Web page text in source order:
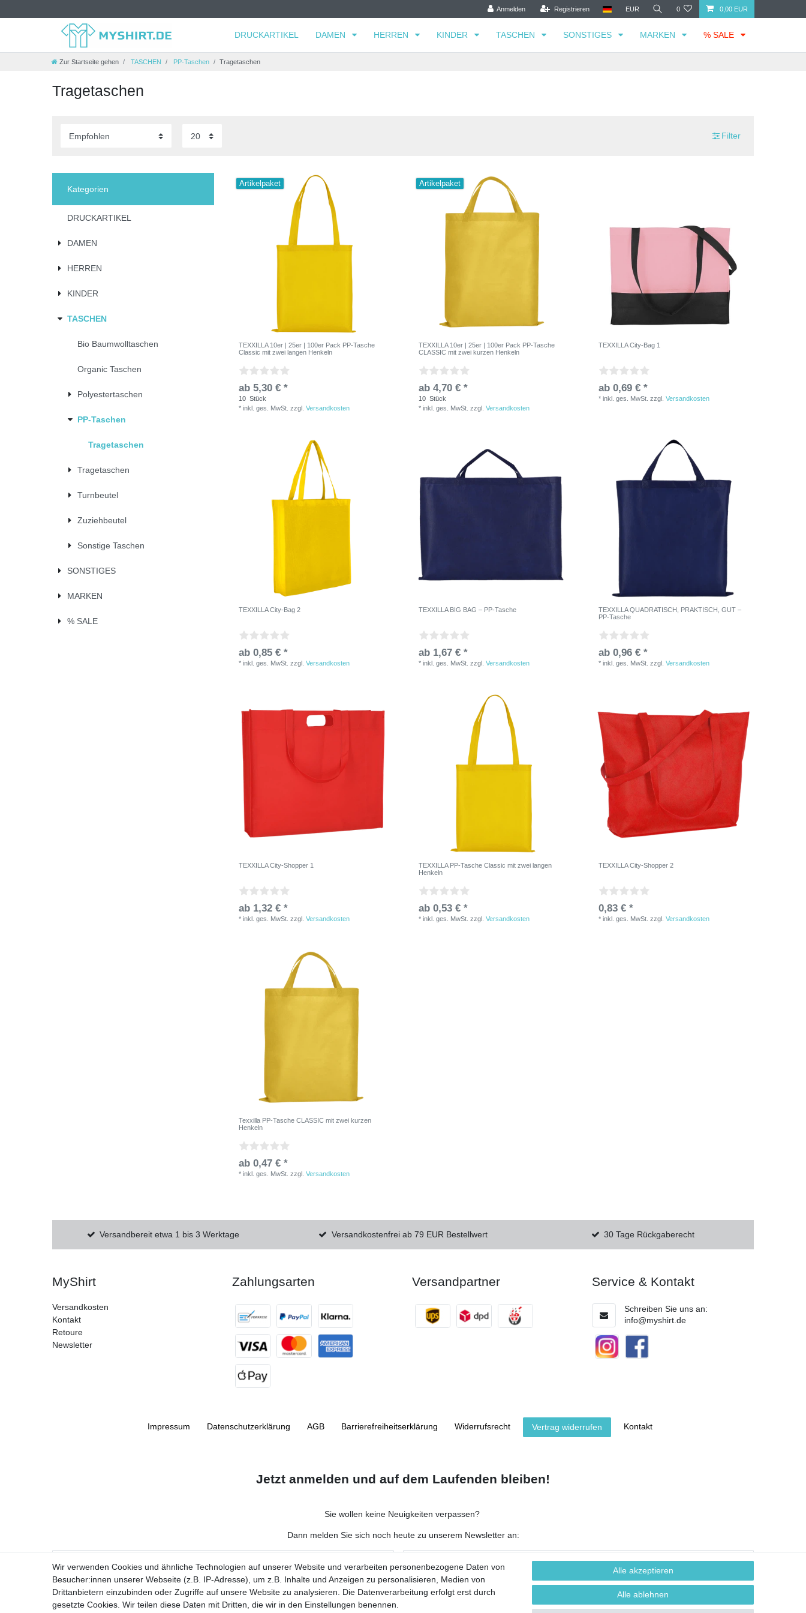
Anmelden Registrieren EUR 0 0,00 EUR
DRUCKARTIKEL DAMEN HERREN KINDER TASCHEN SONSTIGES MARKEN % SALE
Zur Startseite gehen TASCHEN PP-Taschen Tragetaschen
Tragetaschen
Filter
Kategorien
DRUCKARTIKEL
DAMEN
HERREN
KINDER
TASCHEN
Bio Baumwolltaschen
Organic Taschen
Polyestertaschen
PP-Taschen
Tragetaschen
Tragetaschen
Turnbeutel
Zuziehbeutel
Sonstige Taschen
SONSTIGES
MARKEN
% SALE
Artikelpaket
TEXXILLA 10er | 25er | 100er Pack PP-Tasche
Classic mit zwei langen Henkeln
ab 5,30 € *
10 Stück
*inkl. ges. MwSt. zzgl.Versandkosten
Artikelpaket
TEXXILLA 10er | 25er | 100er Pack PP-Tasche
CLASSIC mit zwei kurzen Henkeln
ab 4,70 € *
10 Stück
*inkl. ges. MwSt. zzgl.Versandkosten
TEXXILLA City-Bag 1
ab 0,69 € *
*inkl. ges. MwSt. zzgl.Versandkosten
TEXXILLA City-Bag 2
ab 0,85 € *
*inkl. ges. MwSt. zzgl.Versandkosten
TEXXILLA BIG BAG – PP-Tasche
ab 1,67 € *
*inkl. ges. MwSt. zzgl.Versandkosten
TEXXILLA QUADRATISCH, PRAKTISCH, GUT –
PP-Tasche
ab 0,96 € *
*inkl. ges. MwSt. zzgl.Versandkosten
TEXXILLA City-Shopper 1
ab 1,32 € *
*inkl. ges. MwSt. zzgl.Versandkosten
TEXXILLA PP-Tasche Classic mit zwei langen
Henkeln
ab 0,53 € *
*inkl. ges. MwSt. zzgl.Versandkosten
TEXXILLA City-Shopper 2
0,83 € *
*inkl. ges. MwSt. zzgl.Versandkosten
Texxilla PP-Tasche CLASSIC mit zwei kurzen
Henkeln
ab 0,47 € *
*inkl. ges. MwSt. zzgl.Versandkosten
Versandbereit etwa 1 bis 3 Werktage Versandkostenfrei ab 79 EUR Bestellwert 30 Tage Rückgaberecht
MyShirt
Versandkosten
Kontakt
Retoure
Newsletter
Zahlungsarten Versandpartner Service & Kontakt
Schreiben Sie uns an:
info@myshirt.de
Impressum Daten­schutz­erklärung AGB Barrierefreiheitserklärung Widerrufs­recht Vertrag widerrufen Kontakt
Jetzt anmelden und auf dem Laufenden bleiben!
Sie wollen keine Neuigkeiten verpassen?
Dann melden Sie sich noch heute zu unserem Newsletter an:
E-MAIL **
Newsletter
Honig
Wir verwenden Cookies und ähnliche Technologien auf unserer Website und verarbeiten personenbezogene Daten von
Besucher:innen unserer Webseite (z.B. IP-Adresse), um z.B. Inhalte und Anzeigen zu personalisieren, Medien von
Drittanbietern einzubinden oder Zugriffe auf unsere Website zu analysieren. Die Datenverarbeitung erfolgt erst durch
gesetzte Cookies. Wir teilen diese Daten mit Dritten, die wir in den Einstellungen benennen.
Alle akzeptieren
Alle ablehnen